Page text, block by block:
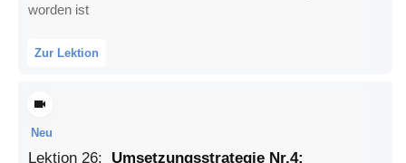
worden ist
Zur Lektion
Neu
Lektion 26: Umsetzungsstrategie Nr.4: